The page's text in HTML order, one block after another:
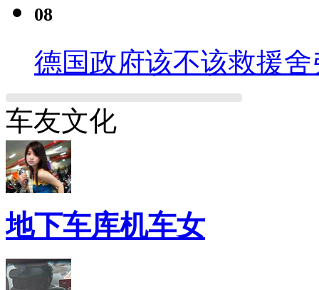
08
德国政府该不该救援舍
车友文化
地下车库机车女